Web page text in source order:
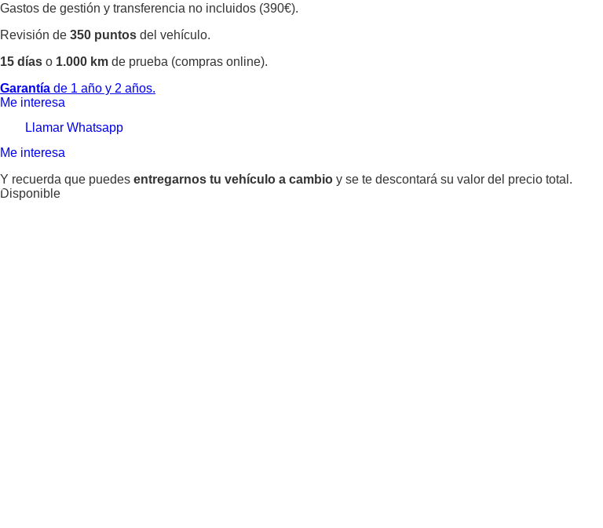
Gastos de gestión y transferencia no incluidos (390€).
Revisión de 350 puntos del vehículo.
15 días o 1.000 km de prueba (compras online).
Garantía de 1 año y 2 años.
Me interesa
Llamar Whatsapp
Me interesa
Y recuerda que puedes entregarnos tu vehículo a cambio y se te descontará su valor del precio total.
Disponible